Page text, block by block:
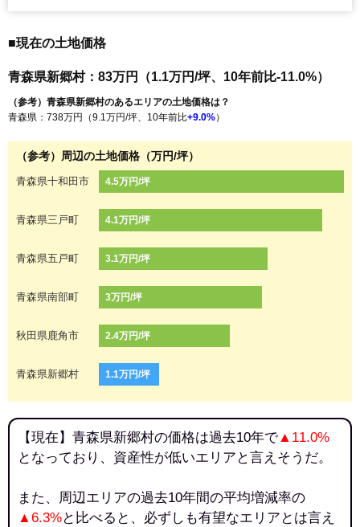
■現在の土地価格
青森県新郷村：83万円（1.1万円/坪、10年前比-11.0%）
（参考）青森県新郷村のあるエリアの土地価格は？
青森県：738万円（9.1万円/坪、10年前比+9.0%）
（参考）周辺の土地価格（万円/坪）
青森県十和田市 4.5万円/坪
青森県三戸町 4.1万円/坪
青森県五戸町 3.1万円/坪
青森県南部町 3万円/坪
秋田県鹿角市 2.4万円/坪
青森県新郷村 1.1万円/坪
【現在】青森県新郷村の価格は過去10年で▲11.0%
となっており、資産性が低いエリアと言えそうだ。
また、周辺エリアの過去10年間の平均増減率の
▲6.3%と比べると、必ずしも有望なエリアとは言え